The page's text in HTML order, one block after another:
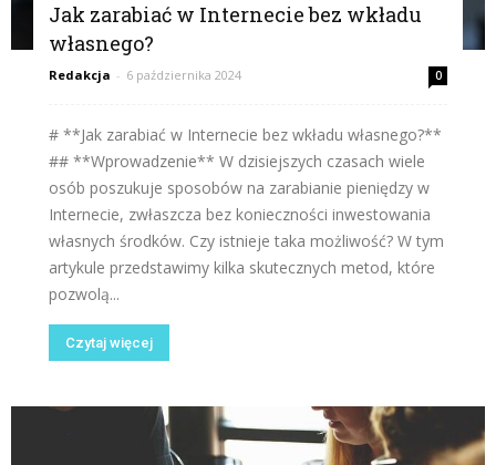
Jak zarabiać w Internecie bez wkładu
własnego?
Redakcja - 6 października 2024 0
# **Jak zarabiać w Internecie bez wkładu własnego?**
## **Wprowadzenie** W dzisiejszych czasach wiele
osób poszukuje sposobów na zarabianie pieniędzy w
Internecie, zwłaszcza bez konieczności inwestowania
własnych środków. Czy istnieje taka możliwość? W tym
artykule przedstawimy kilka skutecznych metod, które
pozwolą...
Czytaj więcej